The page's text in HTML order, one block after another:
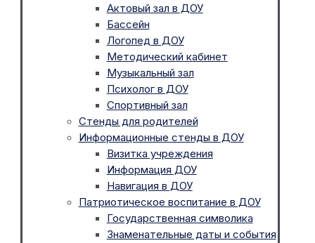
Актовый зал в ДОУ
Бассейн
Логопед в ДОУ
Методический кабинет
Музыкальный зал
Психолог в ДОУ
Спортивный зал
Стенды для родителей
Информационные стенды в ДОУ
Визитка учреждения
Информация ДОУ
Навигация в ДОУ
Патриотическое воспитание в ДОУ
Государственная символика
Знаменательные даты и события